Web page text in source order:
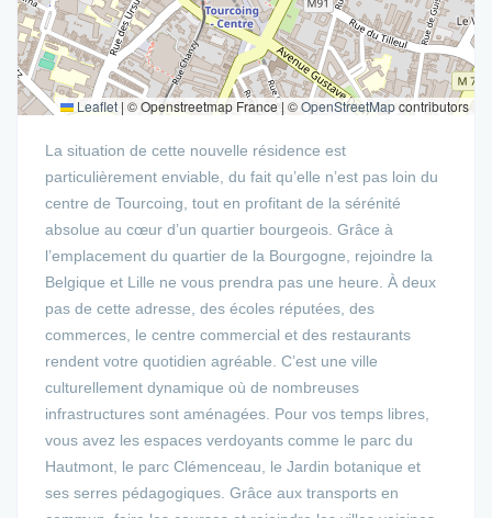
Leaflet | © Openstreetmap France | ©OpenStreetMapcontributors
La situation de cette nouvelle résidence est
particulièrement enviable, du fait qu’elle n’est pas loin du
centre de Tourcoing, tout en profitant de la sérénité
absolue au cœur d’un quartier bourgeois. Grâce à
l’emplacement du quartier de la Bourgogne, rejoindre la
Belgique et Lille ne vous prendra pas une heure. À deux
pas de cette adresse, des écoles réputées, des
commerces, le centre commercial et des restaurants
rendent votre quotidien agréable. C’est une ville
culturellement dynamique où de nombreuses
infrastructures sont aménagées. Pour vos temps libres,
vous avez les espaces verdoyants comme le parc du
Hautmont, le parc Clémenceau, le Jardin botanique et
ses serres pédagogiques. Grâce aux transports en